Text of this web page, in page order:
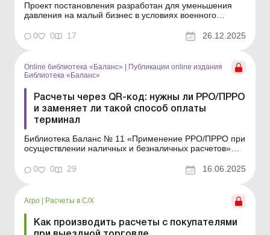
Проект постановления разработан для уменьшения
давления на малый бизнес в условиях военного
безналичных расчетов физлицами-
предпринимателями – плательщиками единого налога
торговлю с торговых автоматов, выездну...
0 0 17 26.12.2025
Online библиотека «Баланс»
Публикации online издания
Библиотека «Баланс»
Расчеты через QR-код: нужны ли РРО/ПРРО
и заменяет ли такой способ оплаты
терминал
Библиотека Баланс № 11 «Применение РРО/ПРРО при
осуществлении наличных и безналичных расчетов»
через QR-код, ведь это довольно удобный способ
безналичной оплаты. Но возникают вопросы: нужно ли
0 0 29 16.06.2025
Агро | Расчеты в С/Х
Как производить расчеты с покупателями